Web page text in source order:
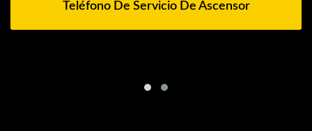
Teléfono De Servicio De Ascensor